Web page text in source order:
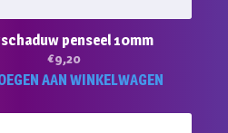
penseel 10mm
€9,20
AAN WINKELWAGEN